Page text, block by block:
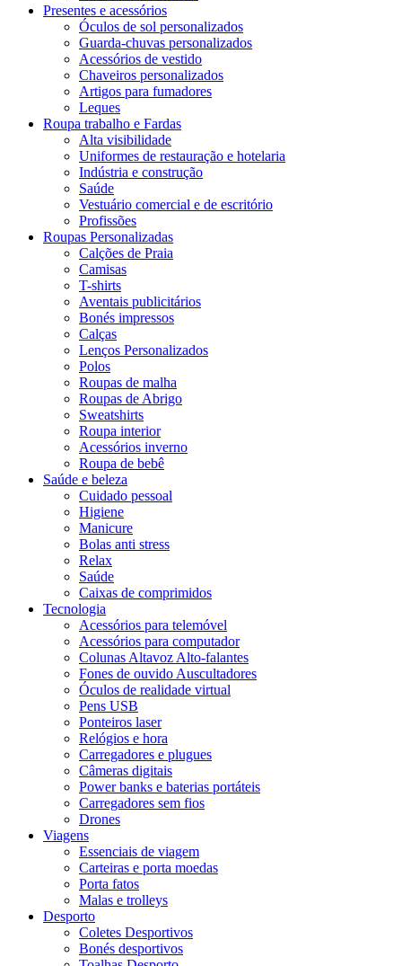
Presentes e acessórios
Óculos de sol personalizados
Guarda-chuvas personalizados
Acessórios de vestido
Chaveiros personalizados
Artigos para fumadores
Leques
Roupa trabalho e Fardas
Alta visibilidade
Uniformes de restauração e hotelaria
Indústria e construção
Saúde
Vestuário comercial e de escritório
Profissões
Roupas Personalizadas
Calções de Praia
Camisas
T-shirts
Aventais publicitários
Bonés impressos
Calças
Lenços Personalizados
Polos
Roupas de malha
Roupas de Abrigo
Sweatshirts
Roupa interior
Acessórios inverno
Roupa de bebê
Saúde e beleza
Cuidado pessoal
Higiene
Manicure
Bolas anti stress
Relax
Saúde
Caixas de comprimidos
Tecnologia
Acessórios para telemóvel
Acessórios para computador
Colunas Altavoz Alto-falantes
Fones de ouvido Auscultadores
Óculos de realidade virtual
Pens USB
Ponteiros laser
Relógios e hora
Carregadores e plugues
Câmeras digitais
Power banks e baterias portáteis
Carregadores sem fios
Drones
Viagens
Essenciais de viagem
Carteiras e porta moedas
Porta fatos
Malas e trolleys
Desporto
Coletes Desportivos
Bonés desportivos